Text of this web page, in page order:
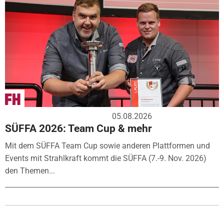
05.08.2026
SÜFFA 2026: Team Cup & mehr
Mit dem SÜFFA Team Cup sowie anderen Plattformen und
Events mit Strahlkraft kommt die SÜFFA (7.-9. Nov. 2026)
den Themen...